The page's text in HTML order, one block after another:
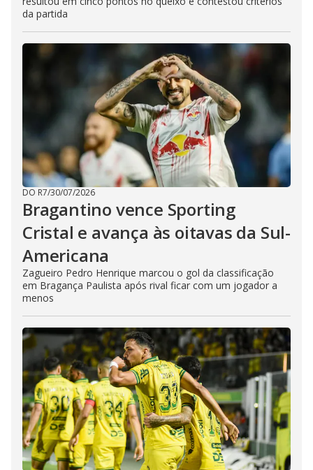
da partida
DO R7/30/07/2026
Bragantino vence Sporting
Cristal e avança às oitavas da Sul-
Americana
Zagueiro Pedro Henrique marcou o gol da classificação
em Bragança Paulista após rival ficar com um jogador a
menos